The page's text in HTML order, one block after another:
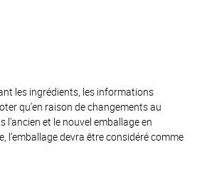
les ingrédients, les informations
qu’en raison de changements au
et le nouvel emballage en
devra être considéré comme